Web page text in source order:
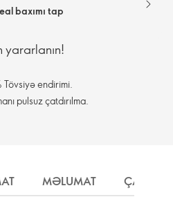
baxımı tap
yararlanın!
endirimi.
pulsuz çatdırılma.
MƏLUMAT